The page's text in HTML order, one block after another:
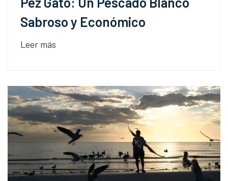
Sabroso y Económico
Leer más